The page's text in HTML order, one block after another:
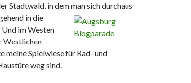
Stadtwald, in dem man sichdurchaus
in die
Und im Westen
Westlichen
meine Spielwiese für Rad- und
weg sind.